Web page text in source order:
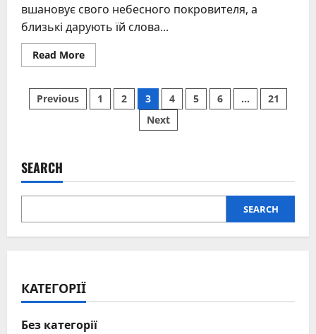
вшановує свого небесного покровителя, а
близькі дарують їй слова...
Read MoreRead
more
з
іменинами:
як
Posts
Previous 1 2 3 4 5 6 …
21
Next
SEARCH
SEARCH
КАТЕГОРІЇ
Без категорії